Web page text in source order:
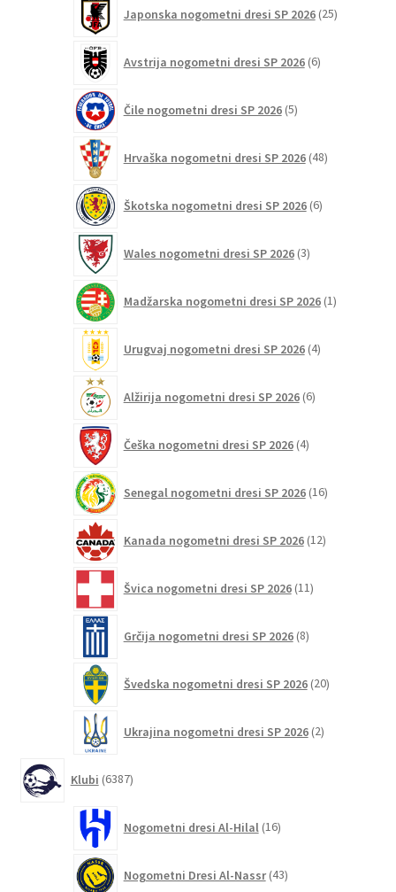
Japonska nogometni dresi SP 2026 25izdelkov
Avstrija nogometni dresi SP 2026 6izdelkov
Čile nogometni dresi SP 2026 5izdelkov
Hrvaška nogometni dresi SP 2026 48izdelkov
Škotska nogometni dresi SP 2026 6izdelkov
Wales nogometni dresi SP 2026 3izdelki
Madžarska nogometni dresi SP 2026 1izdelek
Urugvaj nogometni dresi SP 2026 4izdelki
Alžirija nogometni dresi SP 2026 6izdelkov
Češka nogometni dresi SP 2026 4izdelki
Senegal nogometni dresi SP 2026 16izdelkov
Kanada nogometni dresi SP 2026 12izdelkov
Švica nogometni dresi SP 2026 11izdelkov
Grčija nogometni dresi SP 2026 8izdelkov
Švedska nogometni dresi SP 2026 20izdelkov
Ukrajina nogometni dresi SP 2026 2izdelka
Klubi 6387izdelkov
Nogometni dresi Al-Hilal 16izdelkov
Nogometni Dresi Al-Nassr 43izdelkov